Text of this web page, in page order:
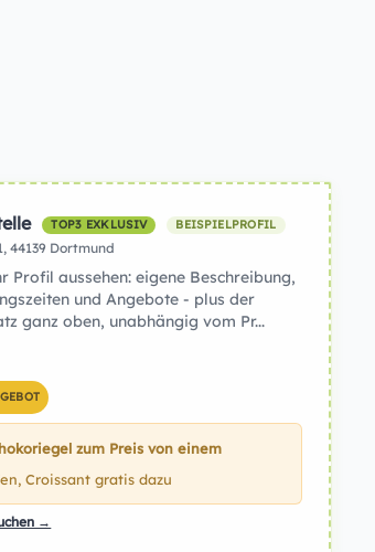
TOP3 EXKLUSIV BEISPIELPROFIL
44139 Dortmund
Profil aussehen: eigene Beschreibung,
und Angebote - plus der
ganz oben, unabhängig vom Pr...
zum Preis von einem
Croissant gratis dazu
→